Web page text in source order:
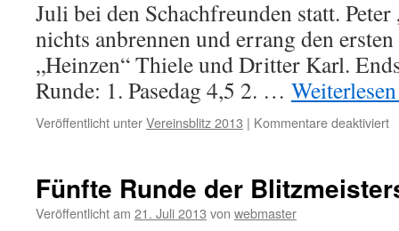
Juli bei den Schachfreunden statt. Peter
nichts anbrennen und errang den
„Heinzen“ Thiele und Dritter Karl.
Runde: 1. Pasedag 4,5 2. …
Veröffentlicht unterVereinsblitz 2013 | Kommentare deaktiviert
Fünfte Runde der
Veröffentlicht am 21. Juli 2013 von webmaster